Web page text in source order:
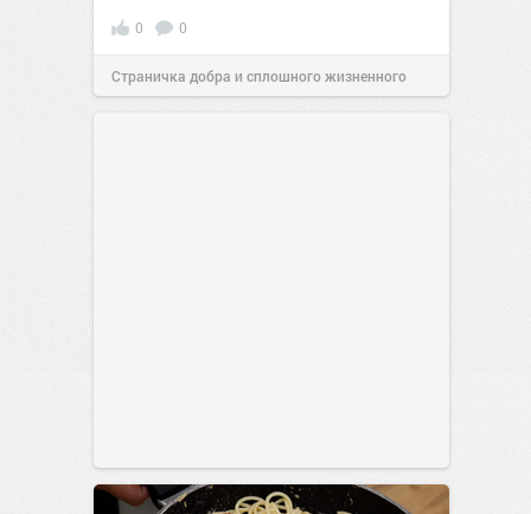
0 0
Страничка добра и сплошного жизненного